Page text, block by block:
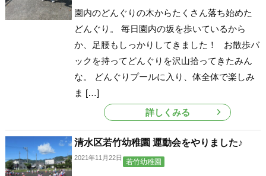
園内のどんぐりの木からたくさん落ち始めた
どんぐり。 毎日園内の坂を歩いているから
か、足腰もしっかりしてきました！ お散歩バ
ックを持ってどんぐりを沢山拾ってきたみん
な。 どんぐりプールに入り、体全体で楽しみ
ま […]
詳しくみる
清水区若竹幼稚園 運動会をやりました♪
2021年11月22日 若竹幼稚園